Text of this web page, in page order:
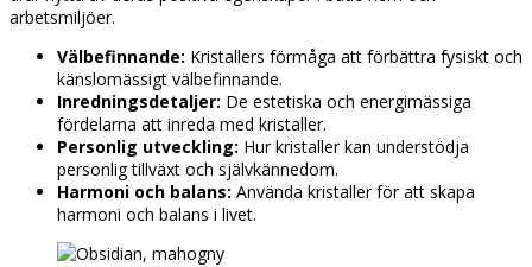
arbetsmiljöer.
Välbefinnande: Kristallers förmåga att förbättra fysiskt och
känslomässigt välbefinnande.
Inredningsdetaljer: De estetiska och energimässiga
fördelarna att inreda med kristaller.
Personlig utveckling: Hur kristaller kan understödja
personlig tillväxt och självkännedom.
Harmoni och balans: Använda kristaller för att skapa
harmoni och balans i livet.